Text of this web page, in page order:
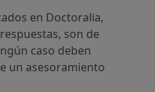
en Doctoralia,
son de
caso deben
un asesoramiento